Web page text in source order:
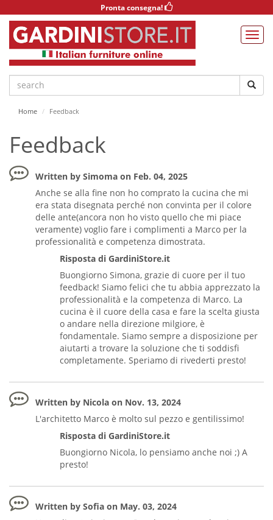
Pronta consegna!
Home Feedback
Feedback
Written by Simoma on Feb. 04, 2025
Anche se alla fine non ho comprato la cucina che mi
era stata disegnata perché non convinta per il colore
delle ante(ancora non ho visto quello che mi piace
veramente) voglio fare i complimenti a Marco per la
professionalità e competenza dimostrata.
Risposta di GardiniStore.it
Buongiorno Simona, grazie di cuore per il tuo
feedback! Siamo felici che tu abbia apprezzato la
professionalità e la competenza di Marco. La
cucina è il cuore della casa e fare la scelta giusta
o andare nella direzione milgiore, è
fondamentale. Siamo sempre a disposizione per
aiutarti a trovare la soluzione che ti soddisfi
completamente. Speriamo di rivederti presto!
Written by Nicola on Nov. 13, 2024
L'architetto Marco è molto sul pezzo e gentilissimo!
Risposta di GardiniStore.it
Buongiorno Nicola, lo pensiamo anche noi ;) A
presto!
Written by Sofia on May. 03, 2024